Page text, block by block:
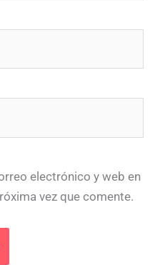
electrónico y web en
vez que comente.